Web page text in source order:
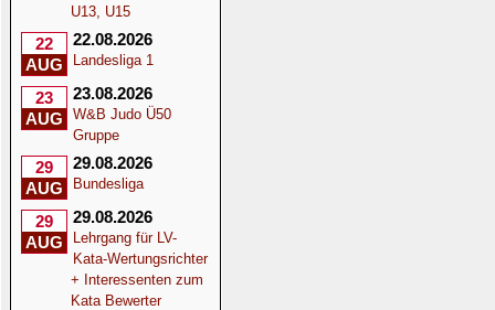
U13, U15
22
AUG
22.08.2026
Landesliga 1
23
AUG
23.08.2026
W&B Judo Ü50
Gruppe
29
AUG
29.08.2026
Bundesliga
29
AUG
29.08.2026
Lehrgang für LV-
Kata-Wertungsrichter
+ Interessenten zum
Kata Bewerter